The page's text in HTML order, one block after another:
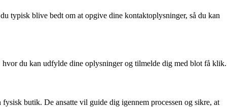
typisk blive bedt om at opgive dine kontaktoplysninger, så du kan
du kan udfylde dine oplysninger og tilmelde dig med blot få klik.
butik. De ansatte vil guide dig igennem processen og sikre, at